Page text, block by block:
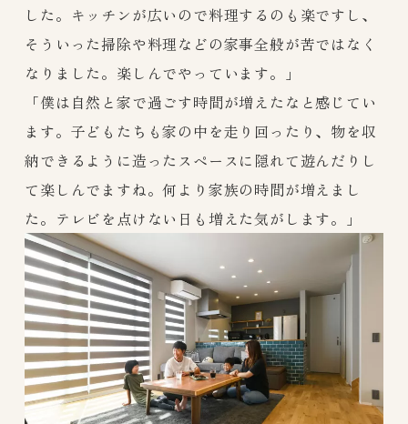
した。キッチンが広いので料理するのも楽ですし、
そういった掃除や料理などの家事全般が苦ではなく
なりました。楽しんでやっています。」
「僕は自然と家で過ごす時間が増えたなと感じてい
ます。子どもたちも家の中を走り回ったり、物を収
納できるように造ったスペースに隠れて遊んだりし
て楽しんでますね。何より家族の時間が増えまし
た。テレビを点けない日も増えた気がします。」